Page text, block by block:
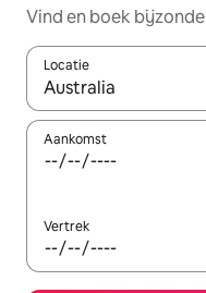
Vind en boek
Locatie
Wanneer er
Aankomst
Vertrek